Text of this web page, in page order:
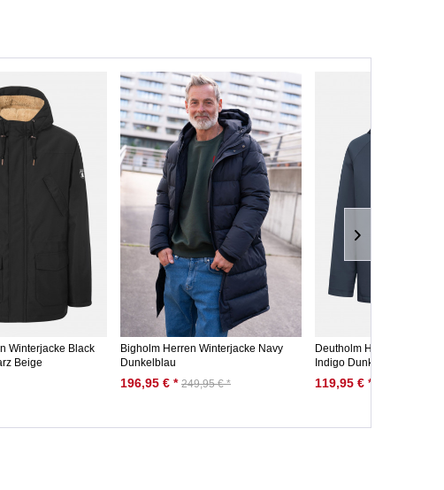
Winterjacke Black
Beige
Bigholm Herren Winterjacke Navy
Dunkelblau
196,95 € * 249,95 € *
Deutholm Herren
Indigo Dunkelblau Warm...
119,95 € *